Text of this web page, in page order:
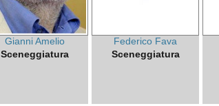
Gianni Amelio
Sceneggiatura
Federico Fava
Sceneggiatura